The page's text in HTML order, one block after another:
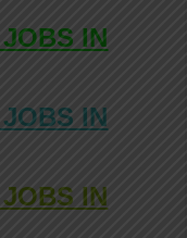
IN
IN
IN